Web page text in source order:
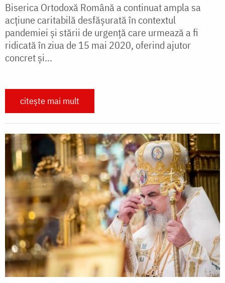
Biserica Ortodoxă Română a continuat ampla sa
acțiune caritabilă desfășurată în contextul
pandemiei și stării de urgență care urmează a fi
ridicată în ziua de 15 mai 2020, oferind ajutor
concret și...
citește mai mult